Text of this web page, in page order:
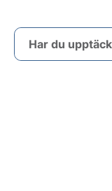
Har du